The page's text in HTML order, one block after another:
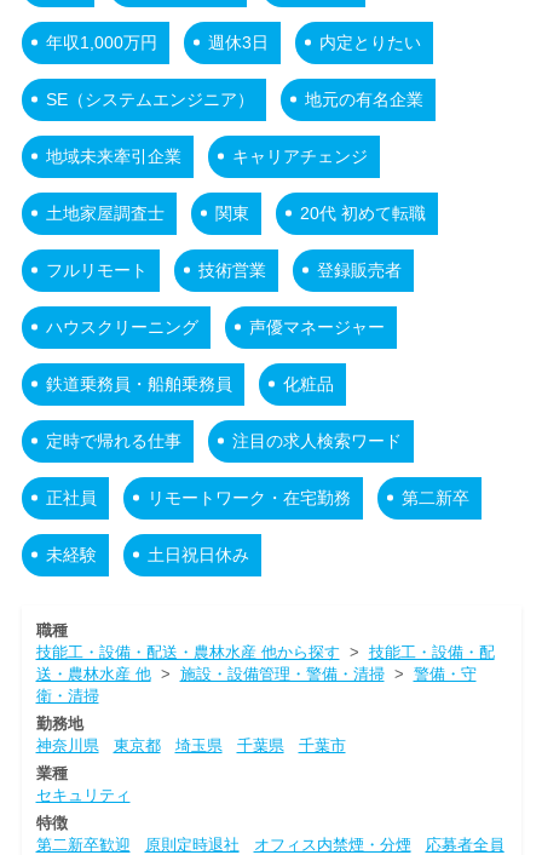
年収1,000万円 週休3日 内定とりたい
SE（システムエンジニア） 地元の有名企業
地域未来牽引企業 キャリアチェンジ
土地家屋調査士 関東 20代 初めて転職
フルリモート 技術営業 登録販売者
ハウスクリーニング 声優マネージャー
鉄道乗務員・船舶乗務員 化粧品
定時で帰れる仕事 注目の求人検索ワード
正社員 リモートワーク・在宅勤務 第二新卒
未経験 土日祝日休み
職種
技能工・設備・配送・農林水産 他から探す > 技能工・設備・配
送・農林水産 他> 施設・設備管理・警備・清掃> 警備・守
衛・清掃
勤務地
神奈川県
東京都 埼玉県 千葉県
千葉市
業種
セキュリティ
特徴
第二新卒歓迎
原則定時退社 オフィス内禁煙・分煙
応募者全員